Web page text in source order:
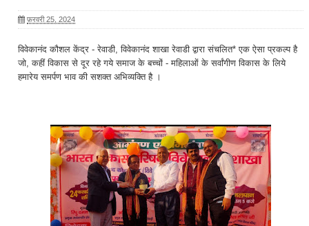
फ़रवरी 25, 2024
विवेकानंद कौशल केंद्र - रेवाडी, विवेकानंद शाखा रेवाडी द्वारा संचलित* एक ऐसा प्रकल्प है
जो, कहीं विकास से दूर रहे गये समाज के बच्चों - महिलाओं के सर्वांगीण विकास के लिये
हमारेय समर्पण भाव की सशक्त अभिव्यक्ति है ।